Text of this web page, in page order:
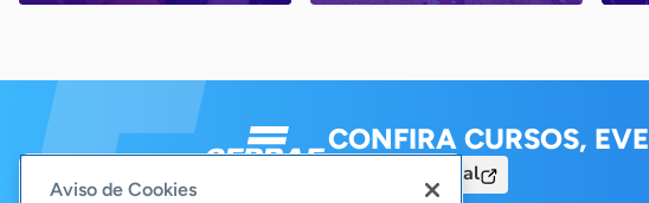
CONFIRA CURSOS,
Acesse o Portal
Aviso de Cookies